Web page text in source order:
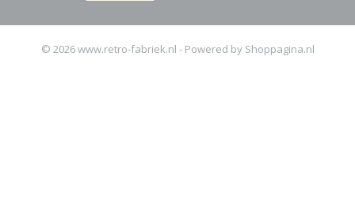
© 2026 www.retro-fabriek.nl - Powered by Shoppagina.nl